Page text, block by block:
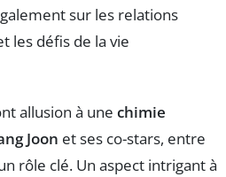
sur les relations
les défis de la vie
allusion à une chimie
Joon et ses co-stars, entre
rôle clé. Un aspect intrigant à